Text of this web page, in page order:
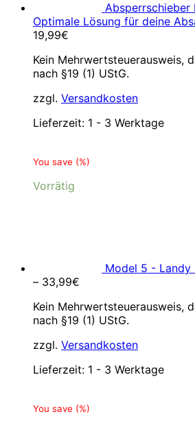
Absperrschieber
Optimale Lösung für deine
19,99€
Kein Mehrwertsteuerausweis,
nach §19 (1) UStG.
zzgl. Versandkosten
Lieferzeit: 1 - 3 Werktage
You save (%)
Vorrätig
Model 5 - Landy
– 33,99€
Kein Mehrwertsteuerausweis,
nach §19 (1) UStG.
zzgl. Versandkosten
Lieferzeit: 1 - 3 Werktage
You save (%)